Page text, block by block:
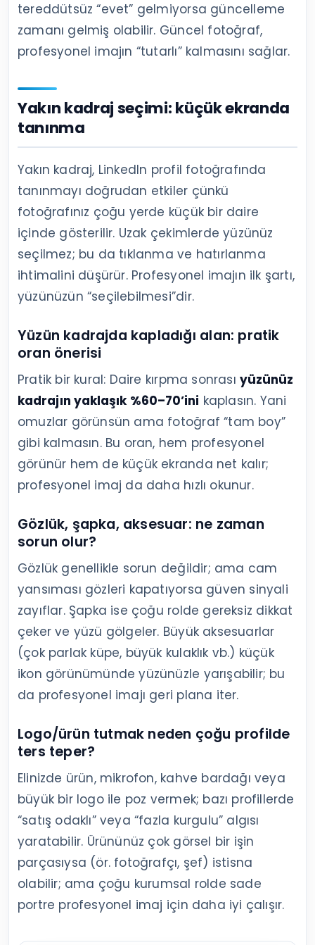
tereddütsüz “evet” gelmiyorsa güncelleme
zamanı gelmiş olabilir. Güncel fotoğraf,
profesyonel imajın “tutarlı” kalmasını sağlar.
Yakın kadraj seçimi: küçük ekranda
tanınma
Yakın kadraj, LinkedIn profil fotoğrafında
tanınmayı doğrudan etkiler çünkü
fotoğrafınız çoğu yerde küçük bir daire
içinde gösterilir. Uzak çekimlerde yüzünüz
seçilmez; bu da tıklanma ve hatırlanma
ihtimalini düşürür. Profesyonel imajın ilk şartı,
yüzünüzün “seçilebilmesi”dir.
Yüzün kadrajda kapladığı alan: pratik
oran önerisi
Pratik bir kural: Daire kırpma sonrası yüzünüz
kadrajın yaklaşık %60–70’ini kaplasın. Yani
omuzlar görünsün ama fotoğraf “tam boy”
gibi kalmasın. Bu oran, hem profesyonel
görünür hem de küçük ekranda net kalır;
profesyonel imaj da daha hızlı okunur.
Gözlük, şapka, aksesuar: ne zaman
sorun olur?
Gözlük genellikle sorun değildir; ama cam
yansıması gözleri kapatıyorsa güven sinyali
zayıflar. Şapka ise çoğu rolde gereksiz dikkat
çeker ve yüzü gölgeler. Büyük aksesuarlar
(çok parlak küpe, büyük kulaklık vb.) küçük
ikon görünümünde yüzünüzle yarışabilir; bu
da profesyonel imajı geri plana iter.
Logo/ürün tutmak neden çoğu profilde
ters teper?
Elinizde ürün, mikrofon, kahve bardağı veya
büyük bir logo ile poz vermek; bazı profillerde
“satış odaklı” veya “fazla kurgulu” algısı
yaratabilir. Ürününüz çok görsel bir işin
parçasıysa (ör. fotoğrafçı, şef) istisna
olabilir; ama çoğu kurumsal rolde sade
portre profesyonel imaj için daha iyi çalışır.